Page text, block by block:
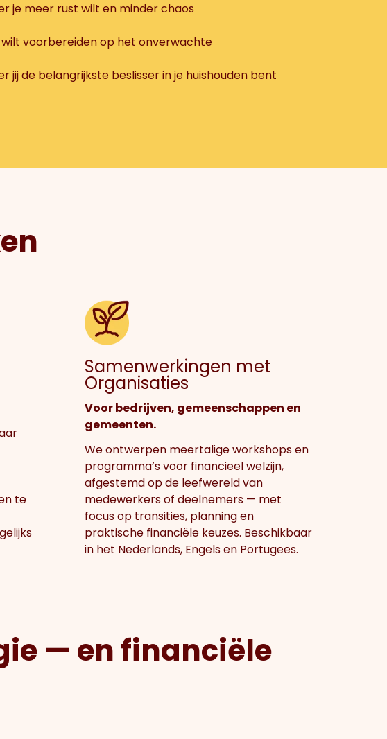
je meer rust wilt en minder chaos
wilt voorbereiden op het onverwachte
jij de belangrijkste beslisser in je huishouden bent
te
Samenwerkingen met
Organisaties
Voor bedrijven, gemeenschappen en
gemeenten.
We ontwerpen meertalige workshops en
programma’s voor financieel welzijn,
afgestemd op de leefwereld van
medewerkers of deelnemers — met
focus op transities, planning en
praktische financiële keuzes. Beschikbaar
in het Nederlands, Engels en Portugees.
— en financiële